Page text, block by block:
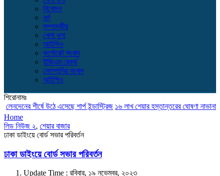
বিনোদন
ধর্ম
সম্পাদকীয়
খেলা ধুলা
আইপিও
কর্পোরেট সংবাদ
ইজিএম রেকর্ড
কোম্পানির সংবাদ
আইপিও
শিরোনামঃ
শীর্ষে উঠে এসেছে শার্প ইন্ডাস্ট্রিজ ১৬ লাখ শেয়ার হস্তান্তরের ঘোষণা নাভানা
Home
লিড নিউজ ২, শেয়ার বাজার
ঢাকা ডাইংয়ে বোর্ড সভার পরিবর্তন
ঢাকা ডাইংয়ে বোর্ড সভার পরিবর্তন
Update Time : রবিবার, ১৯ নভেম্বর, ২০২৩